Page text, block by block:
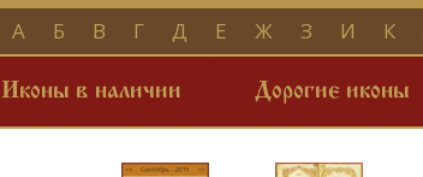
А Б В Г Д Е Ж З И К
Иконы в наличии Дорогие иконы